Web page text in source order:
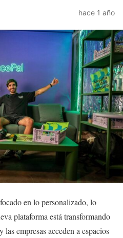
hace 1 año
en lo personalizado, lo
plataforma está transformando
las empresas acceden a espacios